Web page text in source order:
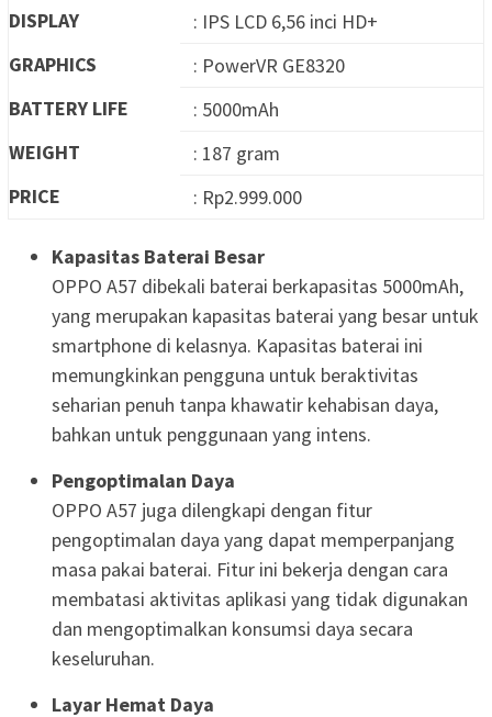
DISPLAY
: IPS LCD 6,56 inci HD+
GRAPHICS
: PowerVR GE8320
BATTERY LIFE
: 5000mAh
WEIGHT
: 187 gram
PRICE
: Rp2.999.000
Kapasitas Baterai Besar
OPPO A57 dibekali baterai berkapasitas 5000mAh,
yang merupakan kapasitas baterai yang besar untuk
smartphone di kelasnya. Kapasitas baterai ini
memungkinkan pengguna untuk beraktivitas
seharian penuh tanpa khawatir kehabisan daya,
bahkan untuk penggunaan yang intens.
Pengoptimalan Daya
OPPO A57 juga dilengkapi dengan fitur
pengoptimalan daya yang dapat memperpanjang
masa pakai baterai. Fitur ini bekerja dengan cara
membatasi aktivitas aplikasi yang tidak digunakan
dan mengoptimalkan konsumsi daya secara
keseluruhan.
Layar Hemat Daya